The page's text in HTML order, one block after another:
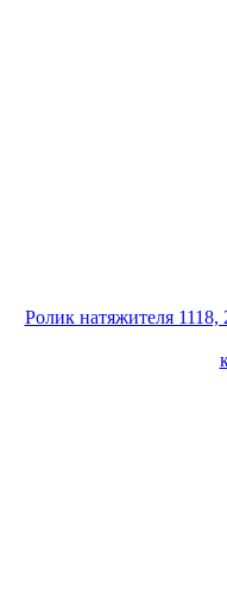
Ролик натяжителя